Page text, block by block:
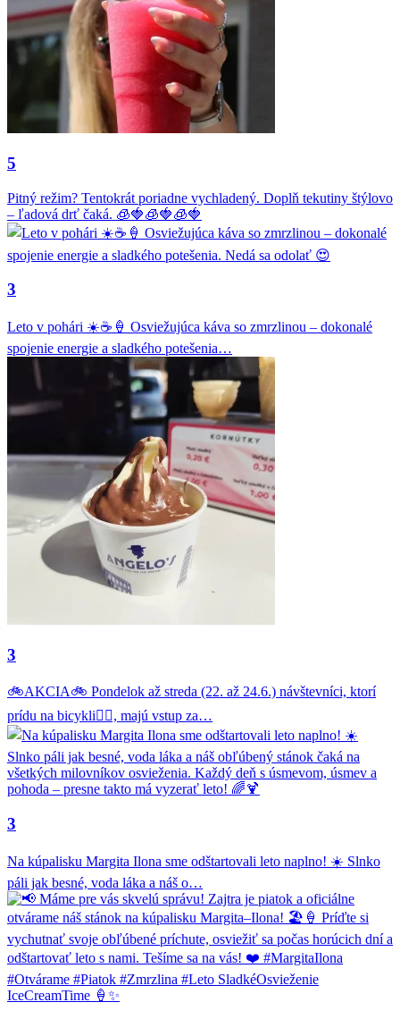
5
Pitný režim? Tentokrát poriadne vychladený. Doplň tekutiny štýlovo
– ľadová drť čaká. 🧊🍓🧊🍓🧊🍓
3
Leto v pohári ☀️☕🍦 Osviežujúca káva so zmrzlinou – dokonalé
spojenie energie a sladkého potešenia…
3
🚲AKCIA🚲 Pondelok až streda (22. až 24.6.) návštevníci, ktorí
prídu na bicykli🚴‍♂️, majú vstup za…
3
Na kúpalisku Margita Ilona sme odštartovali leto naplno! ☀️ Slnko
páli jak besné, voda láka a náš o…